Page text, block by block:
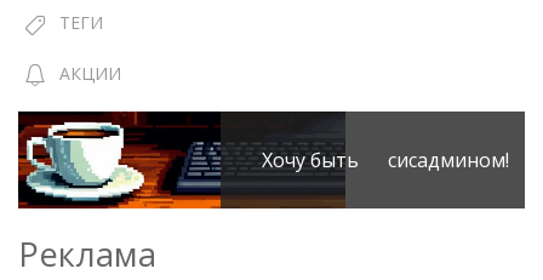
ТЕГИ
АКЦИИ
Хочу быть сисадмином!
Реклама